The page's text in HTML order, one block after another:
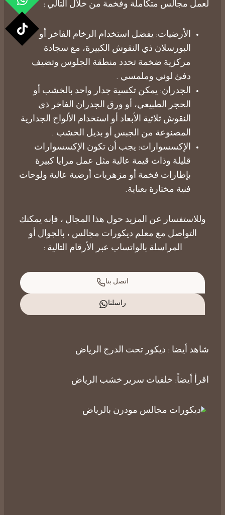
لعمل مجالس متكاملة وفخمة من خلال التالي :
الأرضيات: يفضل استخدام الرخام الفاخر أو
البورسلان ذي النقوش الكبيرة، مع سجادة
مركزية ضخمة تحدد منطقة الجلوس وتضيف
دفئ لوني وملمسي .
الجدران: يمكن تكسية جدار واحد بالخشب أو
الحجر الطبيعي، أو ورق الجدران الفاخر ذي
النقوش ثلاثية الأبعاد أو استخدام الألواح الجدارية
المصنوعة من الجبس أو بديل الخشب .
​الإكسسوارات: يجب أن تكون الإكسسوارات
قليلة وذات قيمة عالية مثل عمل مرايا كبيرة
بإطارات فخمة أو مزهريات أرضية عالية ولوحات
فنية مختارة بعناية.
وللاستفسار عن المزيد حول هذا المجال ، فإنه يمكنك
التواصل مع معلم ديكورات مجالس ، بالجوال أو
المراسلة بالواتساب عبر الأرقام التالية :
اتصل بنا
راسلنا
شاهد أيضا : ديكور تحت الدرج الرياض
اقرأ أيضاً: خلفيات سرير خشب الرياض